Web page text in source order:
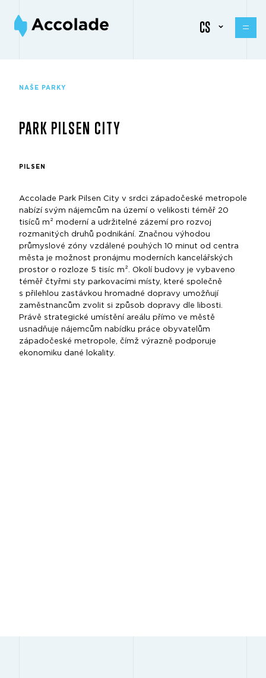
CS
NAŠE PARKY
PARK PILSEN CITY
PILSEN
Accolade Park Pilsen City v srdci západočeské metropole
nabízí svým nájemcům na území o velikosti téměř 20
tisíců m² moderní a udržitelné zázemí pro rozvoj
rozmanitých druhů podnikání. Značnou výhodou
průmyslové zóny vzdálené pouhých 10 minut od centra
města je možnost pronájmu moderních kancelářských
prostor o rozloze 5 tisíc m². Okolí budovy je vybaveno
téměř čtyřmi sty parkovacími místy, které společně
s přilehlou zastávkou hromadné dopravy umožňují
zaměstnancům zvolit si způsob dopravy dle libosti.
Právě strategické umístění areálu přímo ve městě
usnadňuje nájemcům nabídku práce obyvatelům
západočeské metropole, čímž výrazně podporuje
ekonomiku dané lokality.